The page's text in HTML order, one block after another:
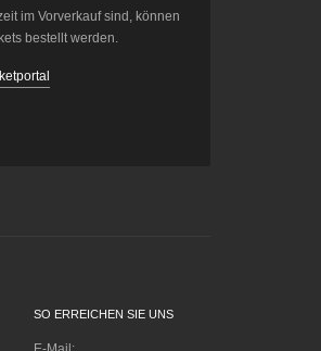
im Vorverkauf sind, können
bestellt werden.
SO ERREICHEN SIE UNS